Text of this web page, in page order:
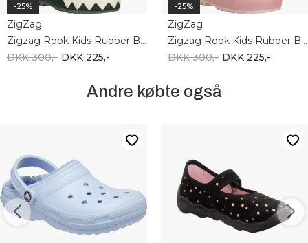
-25%
ZigZag
Zigzag Rook Kids Rubber Boot Z252407-3013
DKK 300,- DKK 225,-
-25%
ZigZag
Zigzag Rook Kids Rubber Boot Z252407-4319
DKK 300,- DKK 225,-
Andre købte også